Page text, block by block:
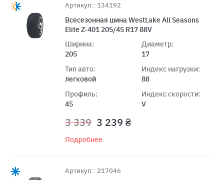
Артикул:: 134192
Всесезонная шина WestLake All Seasons
Elite Z-401 205/45 R17 88V
Ширина:
205
Тип авто:
легковой
Профиль:
45
Диаметр:
17
Индекс нагрузки:
88
Индекс скорости:
V
3 339 3 239 ₴
Подробнее
Артикул:: 217046